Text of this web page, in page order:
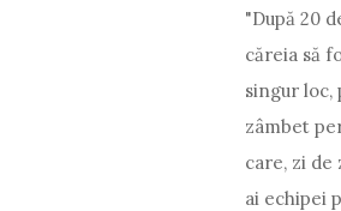
"După 20
căreia să
singur
zâmbet
care, zi
ai echipei